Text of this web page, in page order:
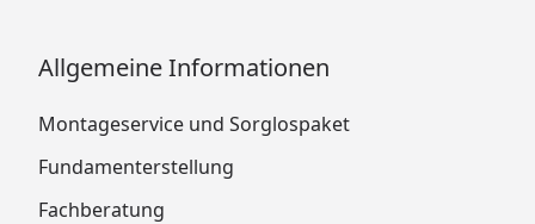
Allgemeine Informationen
Montageservice und Sorglospaket
Fundamenterstellung
Fachberatung